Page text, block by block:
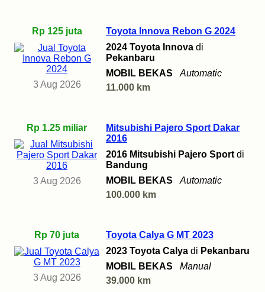
Rp 125 juta
3 Aug 2026
Toyota Innova Rebon G 2024
2024 Toyota Innova di
Pekanbaru
MOBIL BEKAS
Automatic
11.000 km
Rp 1.25 miliar
3 Aug 2026
Mitsubishi Pajero Sport Dakar
2016
2016 Mitsubishi Pajero Sport di
Bandung
MOBIL BEKAS
Automatic
100.000 km
Rp 70 juta
3 Aug 2026
Toyota Calya G MT 2023
2023 Toyota Calya di Pekanbaru
MOBIL BEKAS
Manual
39.000 km